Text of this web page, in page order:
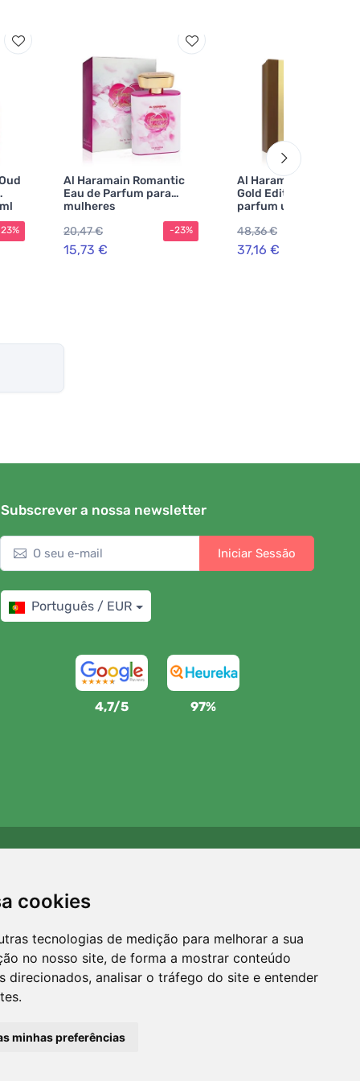
cookies
tecnologias de medição para melhorar a sua
no nosso site, de forma a mostrar conteúdo
direcionados, analisar o tráfego do site e entender
minhas preferências
Al Haramain Romantic
Eau de Parfum para
mulheres
20,47 €
15,73 €
-23%
Al Haramain Amber
Gold Edition eau de
parfum unissex 60 ml
48,36 €
37,16 €
Subscrever a nossa newsletter
Iniciar Sessão
Português / EUR
4,7/5 97%
Para cada encomenda plantamos uma árvore! Leia mais
Sobre nós